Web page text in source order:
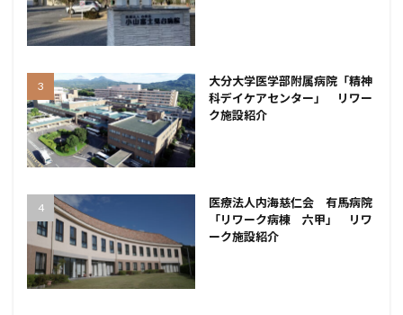
大分大学医学部附属病院「精神
科デイケアセンター」 リワー
ク施設紹介
医療法人内海慈仁会 有馬病院
「リワーク病棟 六甲」 リワ
ーク施設紹介